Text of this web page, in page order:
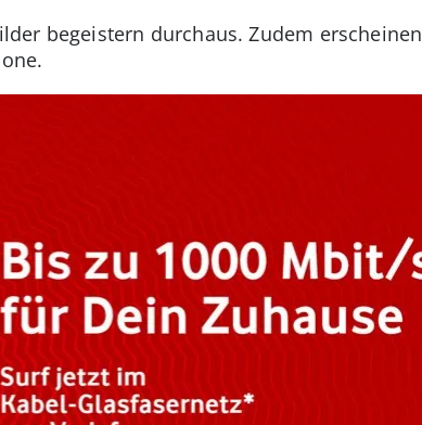
begeistern durchaus. Zudem erscheinen